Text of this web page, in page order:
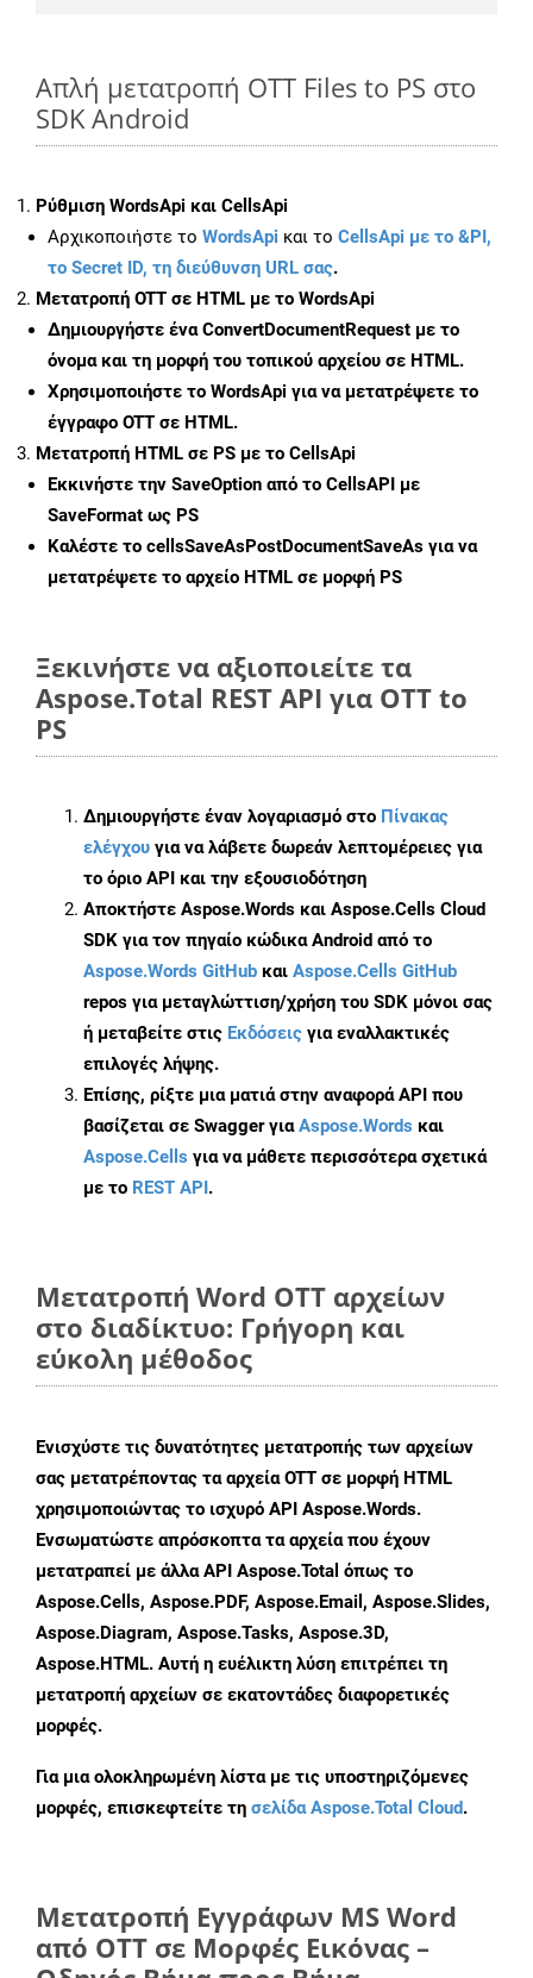
Απλή μετατροπή OTT Files to PS στο
SDK Android
Ρύθμιση WordsApi και CellsApi
Αρχικοποιήστε το WordsApi και το CellsApi με το &PI,
το Secret ID, τη διεύθυνση URL σας.
Μετατροπή OTT σε HTML με το WordsApi
Δημιουργήστε έναConvertDocumentRequest με το
όνομα και τη μορφή του τοπικού αρχείου σε HTML.
Χρησιμοποιήστε το WordsApi για να μετατρέψετε το
έγγραφο OTT σε HTML.
Μετατροπή HTML σε PS με το CellsApi
Εκκινήστε την SaveOption από το CellsAPI με
SaveFormat ως PS
Καλέστε το cellsSaveAsPostDocumentSaveAs για να
μετατρέψετε το αρχείο HTML σε μορφή PS
Ξεκινήστε να αξιοποιείτε τα
Aspose.Total REST API για OTT to
PS
Δημιουργήστε έναν λογαριασμό στο Πίνακας
ελέγχου για να λάβετε δωρεάν λεπτομέρειες για
το όριο API και την εξουσιοδότηση
Αποκτήστε Aspose.Words και Aspose.Cells Cloud
SDK για τον πηγαίο κώδικα Android από το
Aspose.Words GitHub και Aspose.Cells GitHub
repos για μεταγλώττιση/χρήση του SDK μόνοι σας
ή μεταβείτε στις Εκδόσεις για εναλλακτικές
επιλογές λήψης.
Επίσης, ρίξτε μια ματιά στην αναφορά API που
βασίζεται σε Swagger γιαAspose.Words και
Aspose.Cells για να μάθετε περισσότερα σχετικά
με το REST API.
Μετατροπή Word OTT αρχείων
στο διαδίκτυο: Γρήγορη και
εύκολη μέθοδος
Ενισχύστε τις δυνατότητες μετατροπής των αρχείων
σας μετατρέποντας τα αρχεία OTT σε μορφή HTML
χρησιμοποιώντας το ισχυρό API Aspose.Words.
Ενσωματώστε απρόσκοπτα τα αρχεία που έχουν
μετατραπεί με άλλα API Aspose.Total όπως το
Aspose.Cells, Aspose.PDF, Aspose.Email, Aspose.Slides,
Aspose.Diagram, Aspose.Tasks, Aspose.3D,
Aspose.HTML. Αυτή η ευέλικτη λύση επιτρέπει τη
μετατροπή αρχείων σε εκατοντάδες διαφορετικές
μορφές.
Για μια ολοκληρωμένη λίστα με τις υποστηριζόμενες
μορφές, επισκεφτείτε τη σελίδα Aspose.Total Cloud.
Μετατροπή Εγγράφων MS Word
από OTT σε Μορφές Εικόνας –